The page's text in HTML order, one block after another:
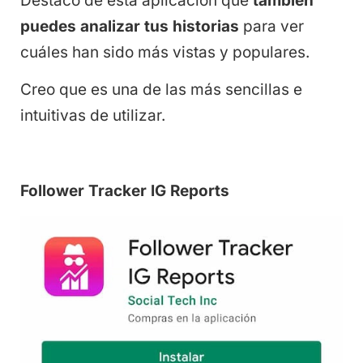
puedes analizar tus historias para ver
cuáles han sido más vistas y populares.
Creo que es una de las más sencillas e
intuitivas de utilizar.
Follower Tracker IG Reports